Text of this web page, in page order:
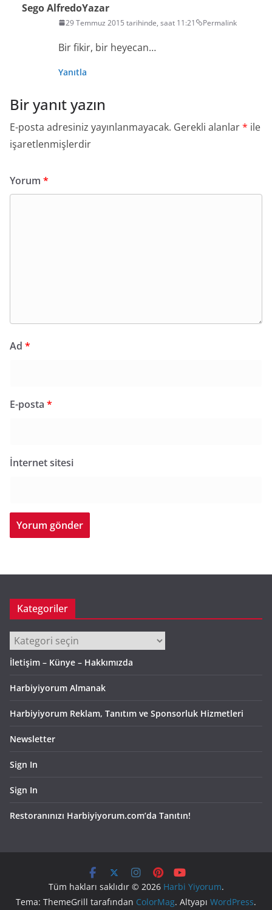
Sego AlfredoYazar
29 Temmuz 2015 tarihinde, saat 11:21 Permalink
Bir fikir, bir heyecan…
Yanıtla
Bir yanıt yazın
E-posta adresiniz yayınlanmayacak. Gerekli alanlar* ile
işaretlenmişlerdir
Yorum *
Ad *
E-posta *
İnternet sitesi
Kategoriler
Kategoriler
İletişim – Künye – Hakkımızda
Harbiyiyorum Almanak
Harbiyiyorum Reklam, Tanıtım ve Sponsorluk Hizmetleri
Newsletter
Sign In
Sign In
Restoranınızı Harbiyiyorum.com’da Tanıtın!
Tüm hakları saklıdır © 2026 Harbi Yiyorum.
Tema: ThemeGrill tarafından ColorMag. Altyapı WordPress.